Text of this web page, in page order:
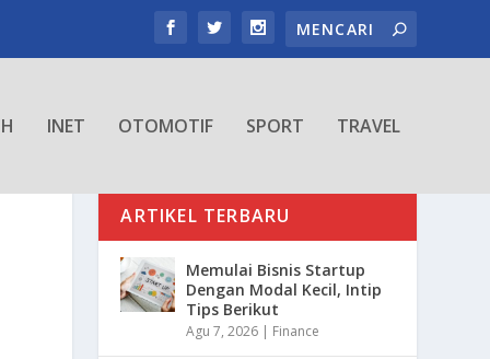
INET OTOMOTIF SPORT TRAVEL
ARTIKEL TERBARU
Memulai Bisnis Startup
Dengan Modal Kecil, Intip
Tips Berikut
Agu 7, 2026 | Finance